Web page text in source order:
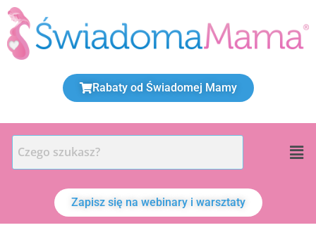
Przejdź
do
treści
Rabaty od Świadomej Mamy
Zapisz się na webinary i warsztaty